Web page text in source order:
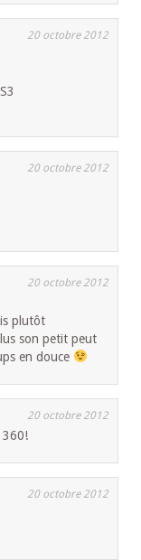
20 octobre 2012
20 octobre 2012
20 octobre 2012
plutôt
son petit peut
en douce
20 octobre 2012
360!
20 octobre 2012